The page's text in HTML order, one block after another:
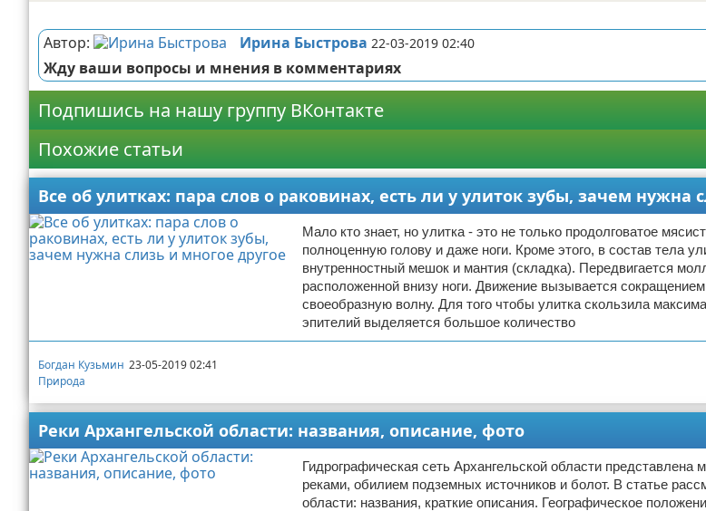
Автор: Ирина Быстрова 22-03-2019 02:40
Жду ваши вопросы и мнения в комментариях
Подпишись на нашу группу ВКонтакте
Похожие статьи
Все об улитках: пара слов о раковинах, есть ли у улиток зубы, зачем нужна
Мало кто знает, но улитка - это не только продолговатое
полноценную голову и даже ноги. Кроме этого, в состав тела
внутренностный мешок и мантия (складка). Передвигается
расположенной внизу ноги. Движение вызывается
своеобразную волну. Для того чтобы улитка скользила
эпителий выделяется большое количество
Богдан Кузьмин 23-05-2019 02:41
Природа
Реки Архангельской области: названия, описание, фото
Гидрографическая сеть Архангельской области представлена
реками, обилием подземных источников и болот. В статье
области: названия, краткие описания. Географическое